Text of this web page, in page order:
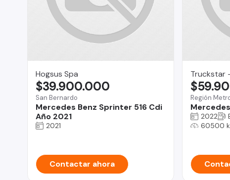
Hogsus Spa
San Bernardo
Mercedes Benz Sprinter 516 Cdi
Año 2021
$39.900.000
2021
Contactar ahora
Truckstar
Región
2022
60500